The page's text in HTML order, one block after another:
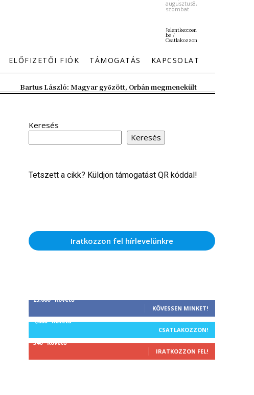
augusztus8,
szombat
Jelentkezzen
be /
Csatlakozzon
ELŐFIZETŐI FIÓK TÁMOGATÁS KAPCSOLAT
Bartus László: Magyar győzött, Orbán megmenekült
Keresés
Keresés
Tetszett a cikk? Küldjön támogatást QR kóddal!
Iratkozzon fel hírlevelünkre
25,000 Követő
KÖVESSEN MINKET!
1,000 Követő
CSATLAKOZZON!
340 Követő
IRATKOZZON FEL!